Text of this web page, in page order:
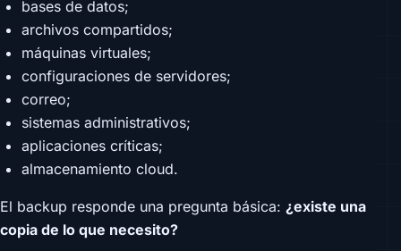
bases de datos;
archivos compartidos;
máquinas virtuales;
configuraciones de servidores;
correo;
sistemas administrativos;
aplicaciones críticas;
almacenamiento cloud.
El backup responde una pregunta básica: ¿existe una
copia de lo que necesito?